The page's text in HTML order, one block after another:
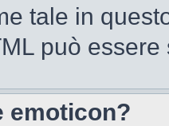
tale in
può
emoticon?